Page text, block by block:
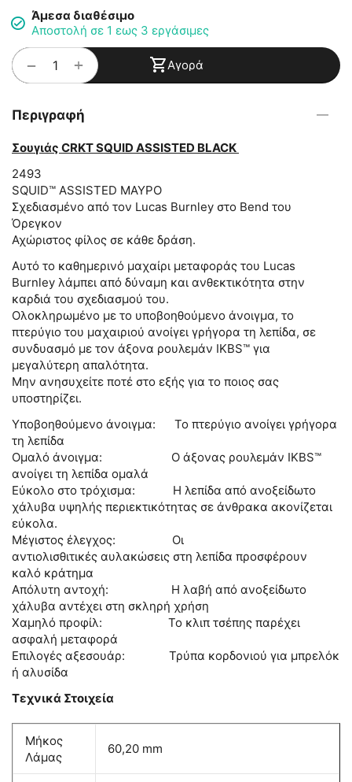
Άμεσα διαθέσιμο
Αποστολή σε 1 εως 3 εργάσιμες
+
− Αγορά
Περιγραφή
Σουγιάς CRKT SQUID ASSISTED BLACK
2493
SQUID™ ASSISTED ΜΑΥΡΟ
Σχεδιασμένο από τον Lucas Burnley στο Bend του
Όρεγκον
Αχώριστος φίλος σε κάθε δράση.
Αυτό το καθημερινό μαχαίρι μεταφοράς του Lucas
Burnley λάμπει από δύναμη και ανθεκτικότητα στην
καρδιά του σχεδιασμού του.
Ολοκληρωμένο με το υποβοηθούμενο άνοιγμα, το
πτερύγιο του μαχαιριού ανοίγει γρήγορα τη λεπίδα, σε
συνδυασμό με τον άξονα ρουλεμάν IKBS™ για
μεγαλύτερη απαλότητα.
Μην ανησυχείτε ποτέ στο εξής για το ποιος σας
υποστηρίζει.
Υποβοηθούμενο άνοιγμα: Το πτερύγιο ανοίγει γρήγορα
τη λεπίδα
Ομαλό άνοιγμα: Ο άξονας ρουλεμάν IKBS™
ανοίγει τη λεπίδα ομαλά
Εύκολο στο τρόχισμα: Η λεπίδα από ανοξείδωτο
χάλυβα υψηλής περιεκτικότητας σε άνθρακα ακονίζεται
εύκολα.
Μέγιστος έλεγχος: Οι
αντιολισθιτικές αυλακώσεις στη λεπίδα προσφέρουν
καλό κράτημα
Απόλυτη αντοχή: Η λαβή από ανοξείδωτο
χάλυβα αντέχει στη σκληρή χρήση
Χαμηλό προφίλ: Το κλιπ τσέπης παρέχει
ασφαλή μεταφορά
Επιλογές αξεσουάρ: Τρύπα κορδονιού για μπρελόκ
ή αλυσίδα
Τεχνικά Στοιχεία
Μήκος
Λάμας
60,20 mm